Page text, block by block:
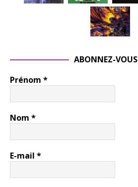
ABONNEZ-VOUS
Prénom *
Nom *
E-mail *